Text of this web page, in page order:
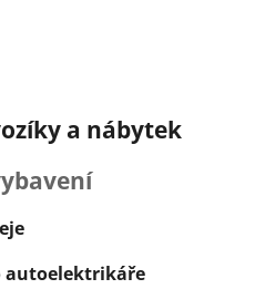
a nábytek
autoelektrikáře